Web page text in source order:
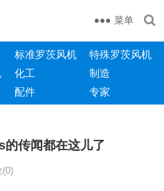
菜单
标准罗茨风机
特殊罗茨风机
化工
制造
配件 专家
传闻都在这儿了
(0)